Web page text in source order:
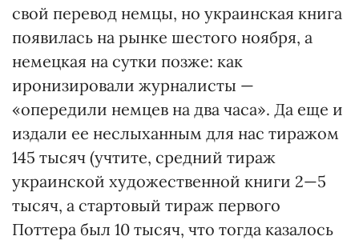
свой перевод немцы, но украинская книга
появилась на рынке шестого ноября, а
немецкая на сутки позже: как
иронизировали журналисты —
«опередили немцев на два часа». Да еще и
издали ее неслыханным для нас тиражом
145 тысяч (учтите, средний тираж
украинской художественной книги 2—5
тысяч, а стартовый тираж первого
Поттера был 10 тысяч, что тогда казалось